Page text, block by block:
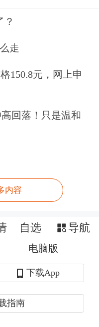
万辆，同比增
氪品牌为4.14
第一季度的销
能源车型销量
万辆，同比增
。
年第一季度正
计，2025年第
后归属公司股权
亿元，同比增长
？
走
150.8元，网上申
回落！只是温和
内容
自选 导航
电脑版
下载App
指南